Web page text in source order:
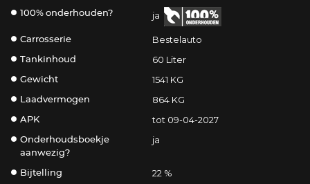
100% onderhouden? ja
Carrosserie Bestelauto
Tankinhoud 60 Liter
Gewicht 1541 KG
Laadvermogen 864 KG
APK tot 09-04-2027
Onderhoudsboekje
aanwezig?
ja
Bijtelling 22 %